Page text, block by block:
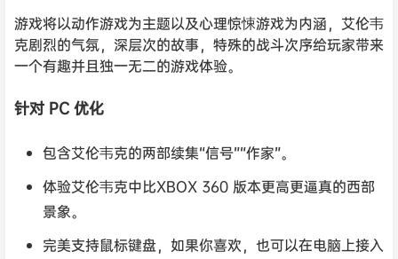
游戏将以动作游戏为主题以及心理惊悚游戏为内涵，艾伦韦
克剧烈的气氛，深层次的故事，特殊的战斗次序给玩家带来
一个有趣并且独一无二的游戏体验。
针对 PC 优化
包含艾伦韦克的两部续集“信号”“作家”。
体验艾伦韦克中比XBOX 360 版本更高更逼真的西部
景象。
完美支持鼠标键盘，如果你喜欢，也可以在电脑上接入